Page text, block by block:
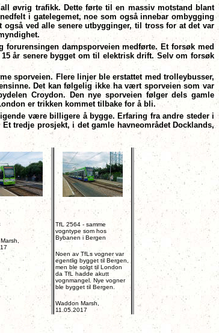
øvrig trafikk. Dette førte til en massiv motstand blant
i gatelegemet, noe som også innebar ombygging
ved alle senere utbygginger, til tross for at det var
dampsporveien medførte. Et forsøk med
år senere bygget om til elektrisk drift. Selv om forsøk
sporveien. Flere linjer ble erstattet med trolleybusser,
Det kan følgelig ikke ha vært sporveien som var
Croydon. Den nye sporveien følger dels gamle
er trikken kommet tilbake for å bli.
være billigere å bygge. Erfaring fra andre steder i
tredje prosjekt, i det gamle havneområdet Docklands,
TfL 2564 - samme
vogntype som hos
Bybanen i Bergen
Noen av TfLs vogner var
egentlig bygget til Bergen,
men ble solgt til London
da TfL hadde akutt
vognmangel. Nye vogner
ble bygget til Bergen.
Waddon Marsh,
11.05.2017